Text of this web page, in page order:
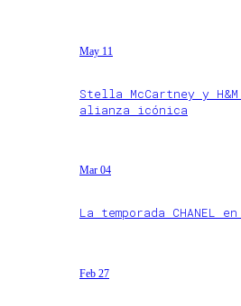
May 11
Stella McCartney y
alianza icónica
Mar 04
La temporada CHANEL
Feb 27